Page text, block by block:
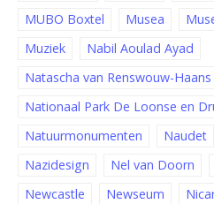
MUBO Boxtel
Musea
Muziek
Nabil Aoulad Ayad
Natascha van Renswouw-Haans
Nationaal Park De Loonse en
Natuurmonumenten
Naudet
Nazidesign
Nel van Doorn
Newcastle
Newseum